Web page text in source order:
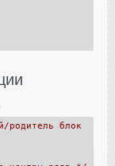
родитель блок